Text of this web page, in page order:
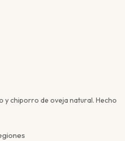
y chiporro de oveja natural. Hecho